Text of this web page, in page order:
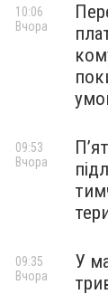
10:06
Вчора
09:53
Вчора
У
09:35
Вчора